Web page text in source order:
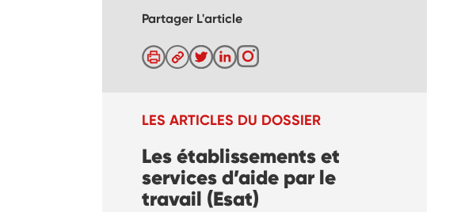
Partager L'article
LES ARTICLES DU DOSSIER
Les établissements et
services d’aide par le
travail (Esat)